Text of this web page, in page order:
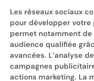
Les réseaux sociaux
pour développer votre
permet notamment
audience qualifiée
avancées. L’analyse
campagnes
actions marketing. La